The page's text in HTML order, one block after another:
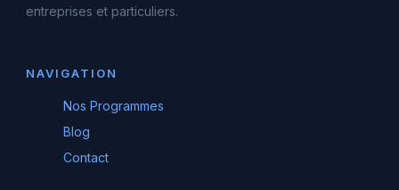
entreprises et particuliers.
NAVIGATION
Nos Programmes
Blog
Contact